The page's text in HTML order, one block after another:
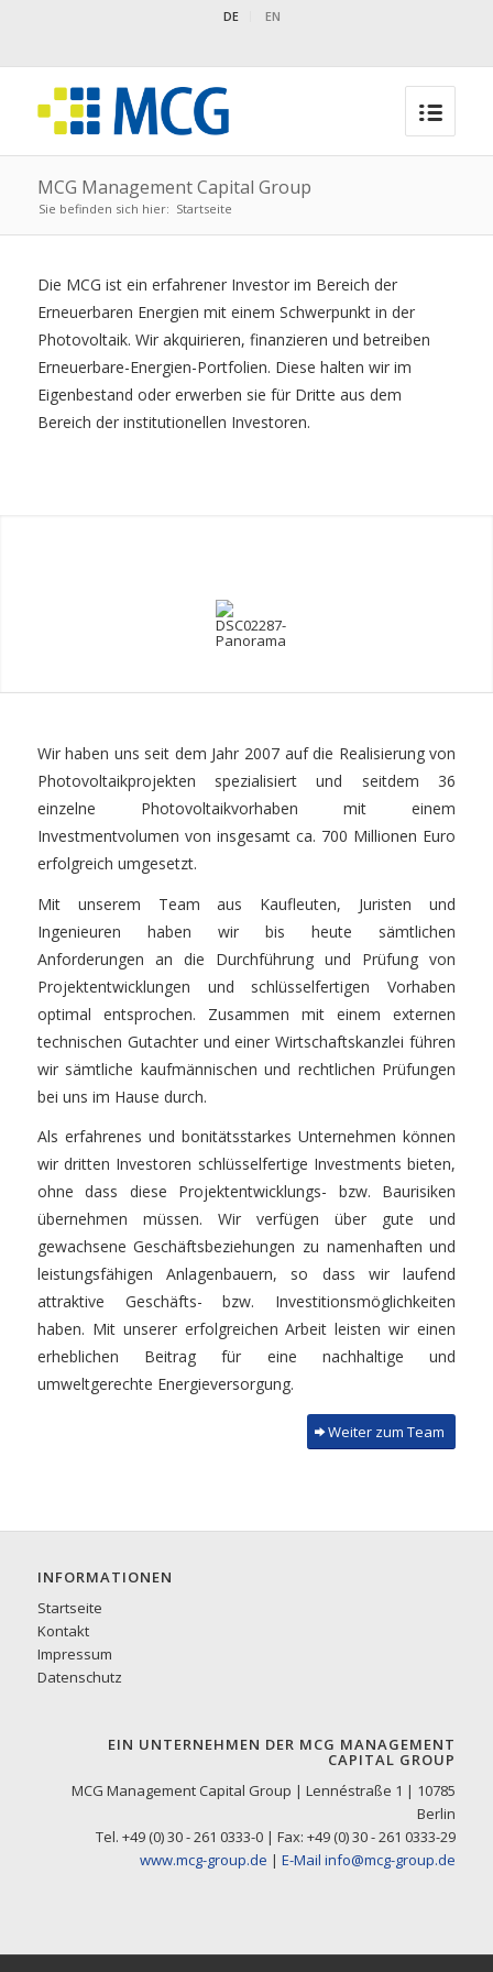
DE EN
MCG Management Capital Group
Sie befinden sich hier: Startseite
Die MCG ist ein erfahrener Investor im Bereich der
Erneuerbaren Energien mit einem Schwerpunkt in der
Photovoltaik. Wir akquirieren, finanzieren und betreiben
Erneuerbare-Energien-Portfolien. Diese halten wir im
Eigenbestand oder erwerben sie für Dritte aus dem
Bereich der institutionellen Investoren.
Wir haben uns seit dem Jahr 2007 auf die Realisierung von
Photovoltaikprojekten spezialisiert und seitdem 36
einzelne Photovoltaikvorhaben mit einem
Investmentvolumen von insgesamt ca. 700 Millionen Euro
erfolgreich umgesetzt.
Mit unserem Team aus Kaufleuten, Juristen und
Ingenieuren haben wir bis heute sämtlichen
Anforderungen an die Durchführung und Prüfung von
Projektentwicklungen und schlüsselfertigen Vorhaben
optimal entsprochen. Zusammen mit einem externen
technischen Gutachter und einer Wirtschaftskanzlei führen
wir sämtliche kaufmännischen und rechtlichen Prüfungen
bei uns im Hause durch.
Als erfahrenes und bonitätsstarkes Unternehmen können
wir dritten Investoren schlüsselfertige Investments bieten,
ohne dass diese Projektentwicklungs- bzw. Baurisiken
übernehmen müssen. Wir verfügen über gute und
gewachsene Geschäftsbeziehungen zu namenhaften und
leistungsfähigen Anlagenbauern, so dass wir laufend
attraktive Geschäfts- bzw. Investitionsmöglichkeiten
haben. Mit unserer erfolgreichen Arbeit leisten wir einen
erheblichen Beitrag für eine nachhaltige und
umweltgerechte Energieversorgung.
Weiter zum Team
INFORMATIONEN
Startseite
Kontakt
Impressum
Datenschutz
EIN UNTERNEHMEN DER MCG MANAGEMENT
CAPITAL GROUP
MCG Management Capital Group | Lennéstraße 1 | 10785
Berlin
Tel. +49 (0) 30 - 261 0333-0 | Fax: +49 (0) 30 - 261 0333-29
www.mcg-group.de |E-Mail info@mcg-group.de